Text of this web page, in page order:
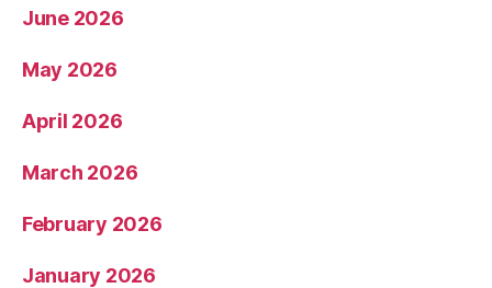
June 2026
May 2026
April 2026
March 2026
February 2026
January 2026